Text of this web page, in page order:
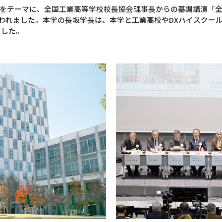
テーマに、全国工業高等学校校長協会理事長からの基調講演「
れました。本学の長坂学長は、本学と工業高校やDXハイスクー
た。